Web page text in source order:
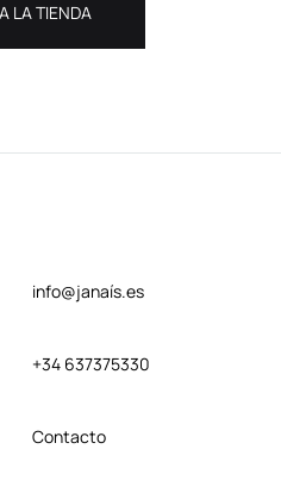
LA TIENDA
info@janaís.es
+34 637375330
Contacto